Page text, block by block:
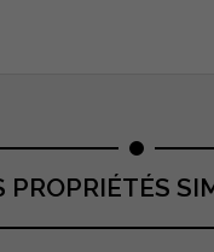
PROPRIÉTÉS